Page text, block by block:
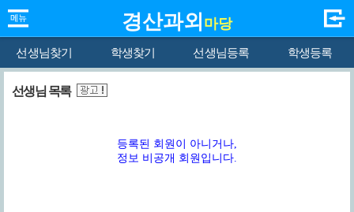
경산과외 마당
선생님찾기 학생찾기 선생님등록 학생등록
선생님 목록
등록된 회원이 아니거나,
정보 비공개 회원입니다.